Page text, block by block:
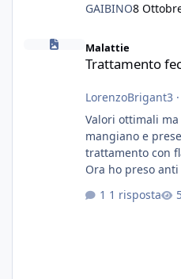
GAIBINO8
Trattamento feci bianche e
Malattie
Trattamento
LorenzoBrigant3 ·
Valori ottimali
mangiano e
trattamento con
Ora ho preso
sostanza
1 risposta